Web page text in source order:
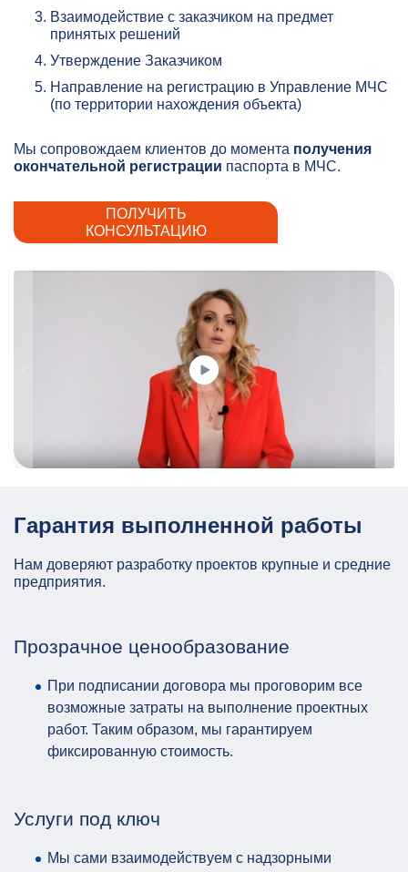
Взаимодействие с заказчиком на предмет
принятых решений
Утверждение Заказчиком
Направление на регистрацию в Управление МЧС
(по территории нахождения объекта)
Мы сопровождаем клиентов до момента получения
окончательной регистрации паспорта в МЧС.
ПОЛУЧИТЬ
КОНСУЛЬТАЦИЮ
Гарантия выполненной работы
Нам доверяют разработку проектов крупные и средние
предприятия.
Прозрачное ценообразование
При подписании договора мы проговорим все
возможные затраты на выполнение проектных
работ. Таким образом, мы гарантируем
фиксированную стоимость.
Услуги под ключ
Мы сами взаимодействуем с надзорными